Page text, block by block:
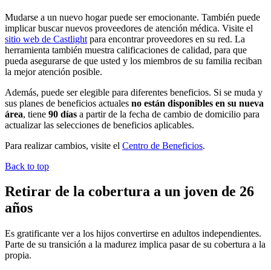
Mudarse a un nuevo hogar puede ser emocionante. También puede
implicar buscar nuevos proveedores de atención médica. Visite el
sitio web de Castlight para encontrar proveedores en su red. La
herramienta también muestra calificaciones de calidad, para que
pueda asegurarse de que usted y los miembros de su familia reciban
la mejor atención posible.
Además, puede ser elegible para diferentes beneficios. Si se muda y
sus planes de beneficios actuales no están disponibles en su nueva
área, tiene 90 días a partir de la fecha de cambio de domicilio para
actualizar las selecciones de beneficios aplicables.
Para realizar cambios, visite el Centro de Beneficios.
Back to top
Retirar de la cobertura a un joven de 26
años
Es gratificante ver a los hijos convertirse en adultos independientes.
Parte de su transición a la madurez implica pasar de su cobertura a la
propia.